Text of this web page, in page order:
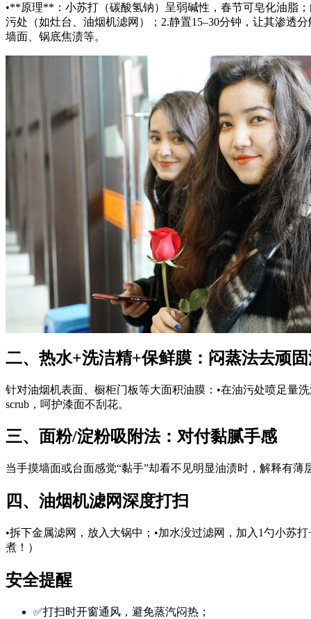
•**原理**：小苏打（碳酸氢钠）呈弱碱性，春节可皂化油脂
污处（如灶台、油烟机滤网）；2.静置15–30分钟，让其渗透
墙面、锅底焦渍等。
二、热水+洗洁精+保鲜膜：闷蒸法去顽
针对油烟机表面、橱柜门板等大面积油膜：•在油污处喷足量
scrub，呵护漆面不刮花。
三、面粉/淀粉吸附法：对付黏腻手感
当手摸墙面或台面感觉“黏手”却看不见明显油渍时，解释有
四、油烟机滤网深度打扫
•拆下金属滤网，放入大锅中；•加水没过滤网，加入1勺小苏
煮！）
安全提醒
✅打扫时开窗通风，避免蒸汽闷热；